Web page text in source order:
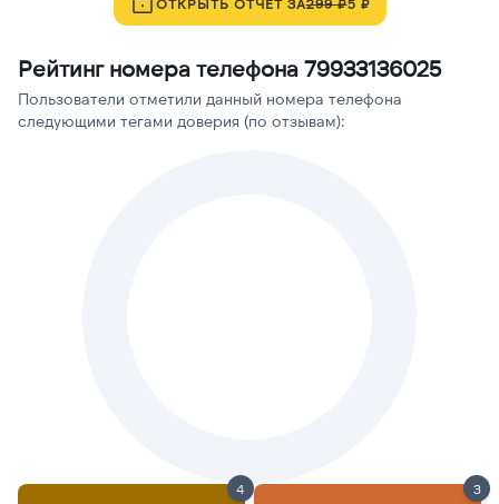
ОТКРЫТЬ ОТЧЁТ ЗА299 ₽5 ₽
Рейтинг номера телефона 79933136025
Пользователи отметили данный номера телефона
следующими тегами доверия (по отзывам):
4 3